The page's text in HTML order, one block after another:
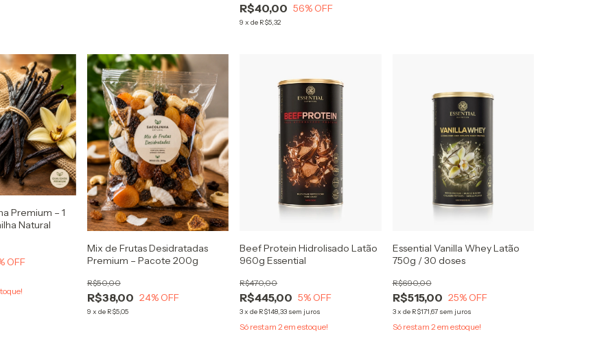
R$40,00 56% OFF
9 xde R$5,32
Premium – 1
Natural
OFF
Mix de Frutas Desidratadas
Premium – Pacote 200g
R$38,00
R$50,00
24% OFF
9 x de R$5,05
Beef Protein Hidrolisado Latão
960g Essential
R$445,00
R$470,00
5% OFF
3xde R$148,33 sem juros
Só restam2 em estoque!
Essential Vanilla Whey Latão
750g / 30 doses
R$515,00
R$690,00
25% OFF
3x de R$171,67 sem juros
Só restam 2 em estoque!